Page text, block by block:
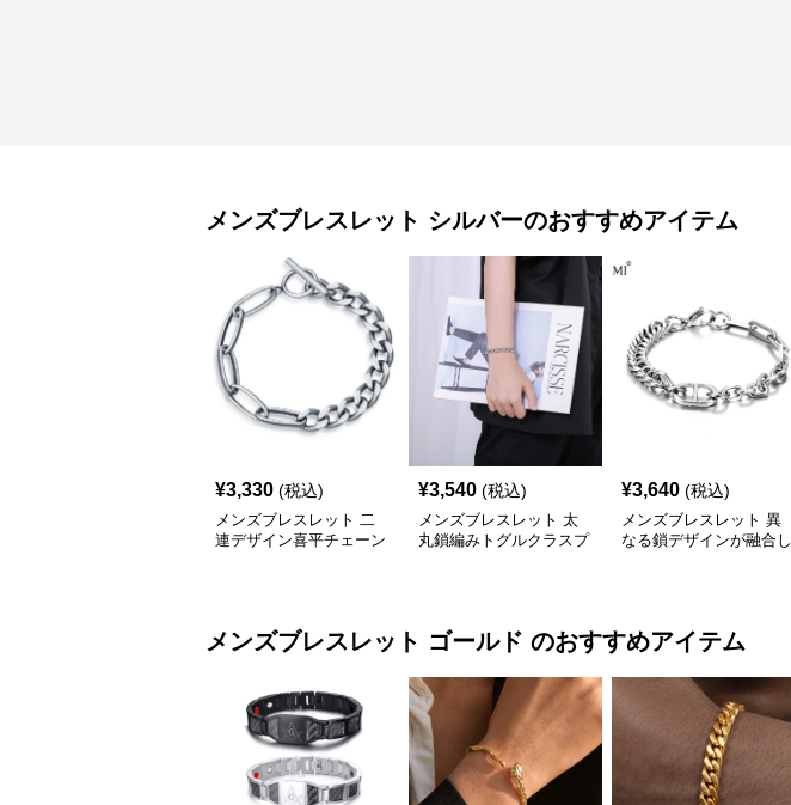
メンズブレスレット シルバーのおすすめアイテム
¥3,330 (税込)
メンズブレスレット 二
連デザイン喜平チェーン
¥3,540 (税込)
メンズブレスレット 太
丸鎖編みトグルクラスプ
¥3,640 (税込)
メンズブレスレット 異
なる鎖デザインが融合し
メンズブレスレット ゴールド のおすすめアイテム